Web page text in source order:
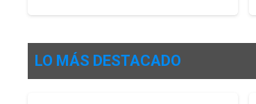
LO MÁS DESTACADO